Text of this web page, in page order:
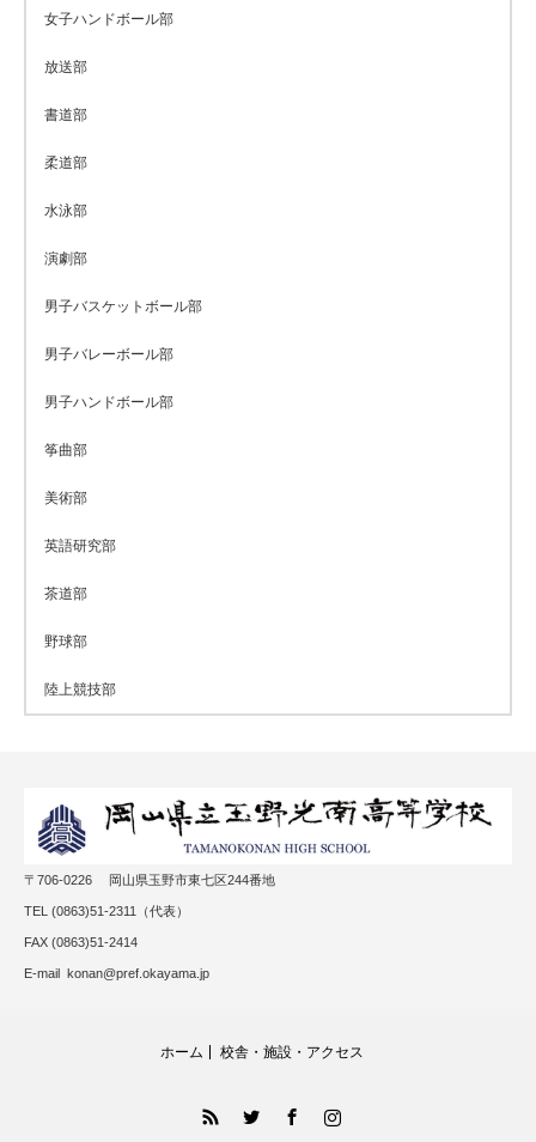
女子ハンドボール部
放送部
書道部
柔道部
水泳部
演劇部
男子バスケットボール部
男子バレーボール部
男子ハンドボール部
筝曲部
美術部
英語研究部
茶道部
野球部
陸上競技部
〒706-0226 岡山県玉野市東七区244番地
TEL (0863)51-2311（代表）
FAX (0863)51-2414
E-mail konan@pref.okayama.jp
ホーム 校舎・施設・アクセス
FacebookInstagram